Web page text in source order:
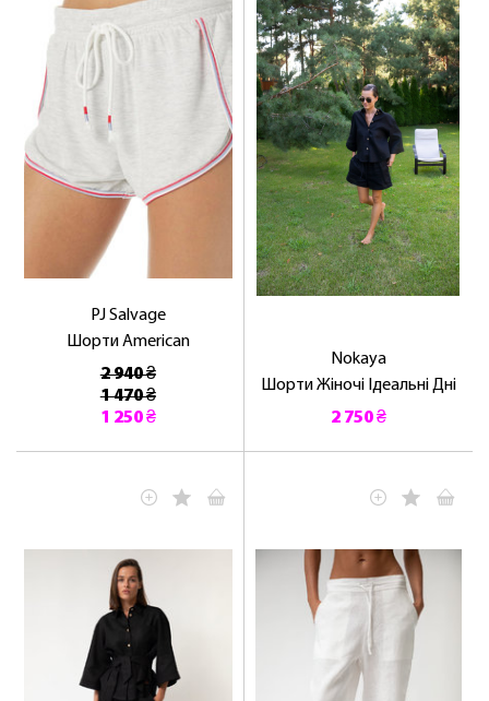
PJ Salvage
Шорти American
2 940 ₴
1 470 ₴
1 250 ₴
Nokaya
Шорти Жіночі Ідеальні Дні
2 750 ₴